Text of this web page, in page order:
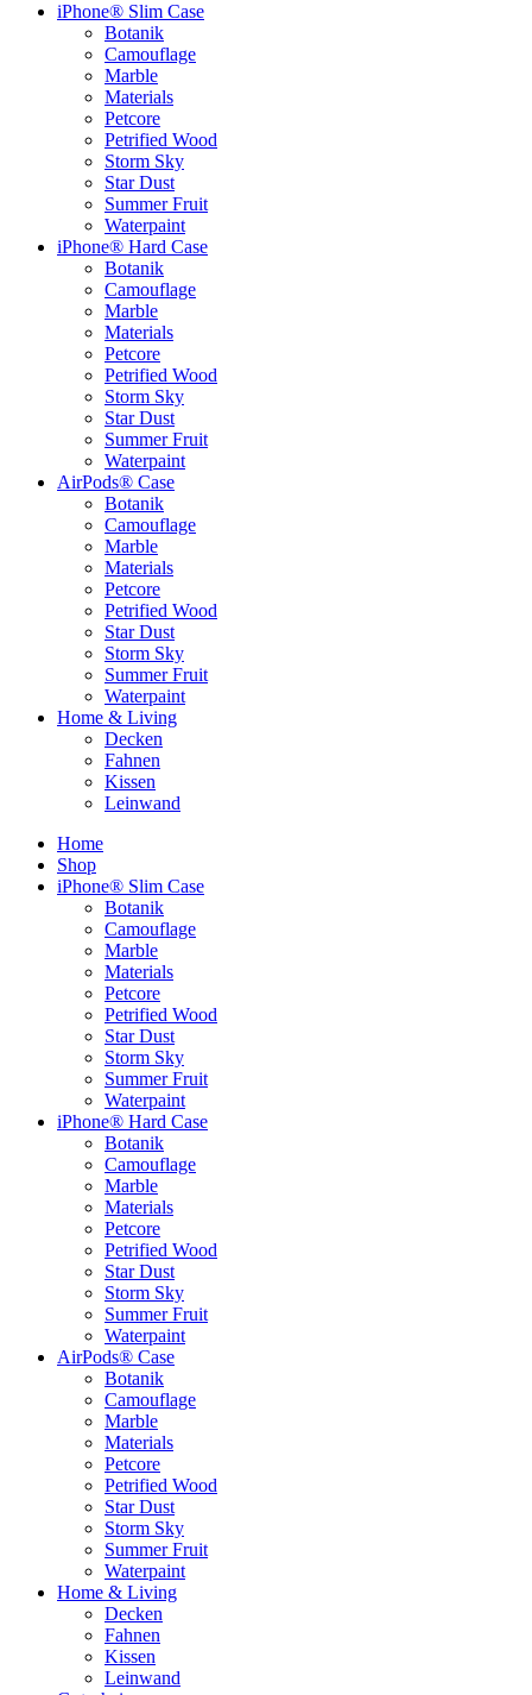
iPhone® Slim Case
Botanik
Camouflage
Marble
Materials
Petcore
Petrified Wood
Storm Sky
Star Dust
Summer Fruit
Waterpaint
iPhone® Hard Case
Botanik
Camouflage
Marble
Materials
Petcore
Petrified Wood
Storm Sky
Star Dust
Summer Fruit
Waterpaint
AirPods® Case
Botanik
Camouflage
Marble
Materials
Petcore
Petrified Wood
Star Dust
Storm Sky
Summer Fruit
Waterpaint
Home & Living
Decken
Fahnen
Kissen
Leinwand
Home
Shop
iPhone® Slim Case
Botanik
Camouflage
Marble
Materials
Petcore
Petrified Wood
Star Dust
Storm Sky
Summer Fruit
Waterpaint
iPhone® Hard Case
Botanik
Camouflage
Marble
Materials
Petcore
Petrified Wood
Star Dust
Storm Sky
Summer Fruit
Waterpaint
AirPods® Case
Botanik
Camouflage
Marble
Materials
Petcore
Petrified Wood
Star Dust
Storm Sky
Summer Fruit
Waterpaint
Home & Living
Decken
Fahnen
Kissen
Leinwand